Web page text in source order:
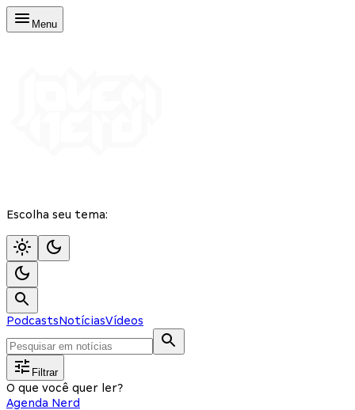
Menu
Escolha seu tema:
PodcastsNotíciasVídeos
Filtrar
O que você quer ler?
Agenda Nerd